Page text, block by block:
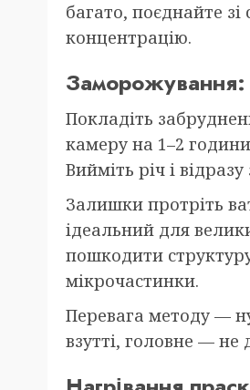
багато, поєднайте
концентрацію.
Заморожування:
Покладіть
камеру на 1–2
Вийміть річ і
Залишки протріть
ідеальний для
пошкодити
мікрочастинки.
Перевага методу —
взутті, головне — не